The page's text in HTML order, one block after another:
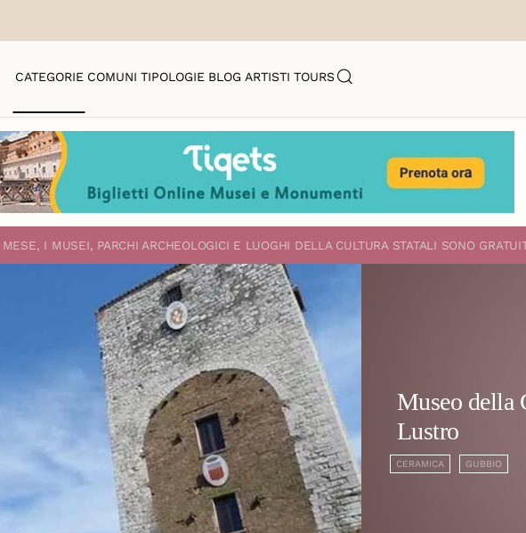
CATEGORIE COMUNI TIPOLOGIE BLOG ARTISTI TOURS
I MUSEI, PARCHI ARCHEOLOGICI E LUOGHI DELLA CULTURA STATALI SONO
Museo della
Lustro
CERAMICA GUBBIO